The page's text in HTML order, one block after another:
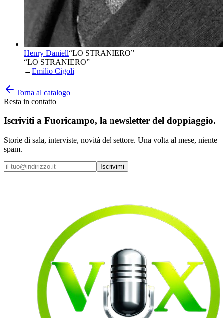
Henry Daniell“LO STRANIERO”
“LO STRANIERO”
→Emilio Cigoli
Torna al catalogo
Resta in contatto
Iscriviti a Fuoricampo, la newsletter del doppiaggio.
Storie di sala, interviste, novità del settore. Una volta al mese, niente
spam.
Iscrivimi